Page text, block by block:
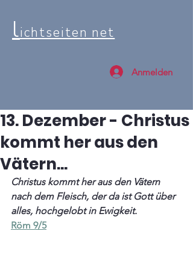
lichtseiten net
Anmelden
13. Dezember - Christus
kommt her aus den
Vätern...
Christus kommt her aus den Vätern
nach dem Fleisch, der da ist Gott über
alles, hochgelobt in Ewigkeit.
Röm 9/5